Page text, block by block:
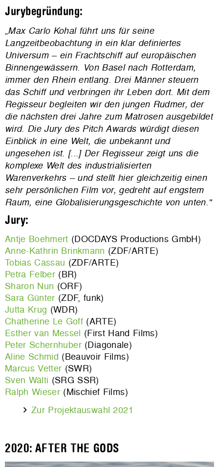
Jurybegründung:
„Max Carlo Kohal führt uns für seine
Langzeitbeobachtung in ein klar definiertes
Universum – ein Frachtschiff auf europäischen
Binnengewässern. Von Basel nach Rotterdam,
immer den Rhein entlang. Drei Männer steuern
das Schiff und verbringen ihr Leben dort. Mit dem
Regisseur begleiten wir den jungen Rudmer, der
die nächsten drei Jahre zum Matrosen ausgebildet
wird. Die Jury des Pitch Awards würdigt diesen
Einblick in eine Welt, die unbekannt und
ungesehen ist. [...] Der Regisseur zeigt uns die
komplexe Welt des industrialisierten
Warenverkehrs – und stellt hier gleichzeitig einen
sehr persönlichen Film vor, gedreht auf engstem
Raum, eine Globalisierungsgeschichte von unten."
Jury:
Antje Boehmert (DOCDAYS Productions GmbH)
Anne-Kathrin Brinkmann (ZDF/ARTE)
Tobias Cassau (ZDF/ARTE)
Petra Felber (BR)
Sharon Nun (ORF)
Sara Günter (ZDF, funk)
Jutta Krug (WDR)
Chatherine Le Goff (ARTE)
Esther van Messel (First Hand Films)
Peter Schernhuber(Diagonale)
Aline Schmid (Beauvoir Films)
Marcus Vetter (SWR)
Sven Wälti (SRG SSR)
Ralph Wieser (Mischief Films)
Zur Projektauswahl 2021
2020: AFTER THE GODS